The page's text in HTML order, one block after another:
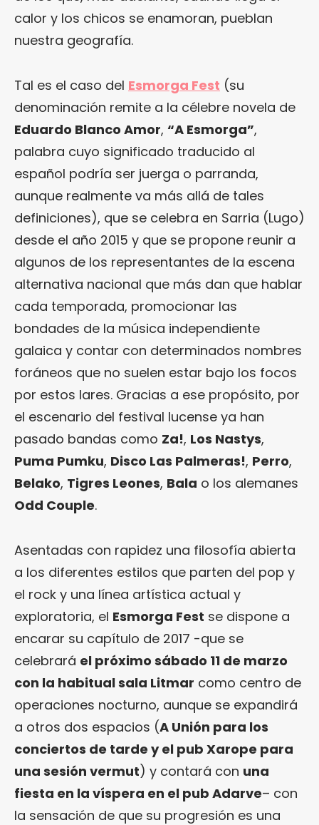
calor y los chicos se enamoran, pueblan
nuestra geografía.
Tal es el caso del Esmorga Fest (su
denominación remite a la célebre novela de
Eduardo Blanco Amor, “A Esmorga”,
palabra cuyo significado traducido al
español podría ser juerga o parranda,
aunque realmente va más allá de tales
definiciones), que se celebra en Sarria (Lugo)
desde el año 2015 y que se propone reunir a
algunos de los representantes de la escena
alternativa nacional que más dan que hablar
cada temporada, promocionar las
bondades de la música independiente
galaica y contar con determinados nombres
foráneos que no suelen estar bajo los focos
por estos lares. Gracias a ese propósito, por
el escenario del festival lucense ya han
pasado bandas como Za!, Los Nastys,
Puma Pumku, Disco Las Palmeras!, Perro,
Belako, Tigres Leones, Bala o los alemanes
Odd Couple.
Asentadas con rapidez una filosofía abierta
a los diferentes estilos que parten del pop y
el rock y una línea artística actual y
exploratoria, el Esmorga Fest se dispone a
encarar su capítulo de 2017 -que se
celebrará el próximo sábado 11 de marzo
con la habitual sala Litmar como centro de
operaciones nocturno, aunque se expandirá
a otros dos espacios (A Unión para los
conciertos de tarde y el pub Xarope para
una sesión vermut) y contará con una
fiesta en la víspera en el pub Adarve– con
la sensación de que su progresión es una